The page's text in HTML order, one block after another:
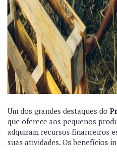
Um dos grandes destaques do
que oferece aos pequenos
adquiram recursos financeiros
suas atividades. Os benefícios